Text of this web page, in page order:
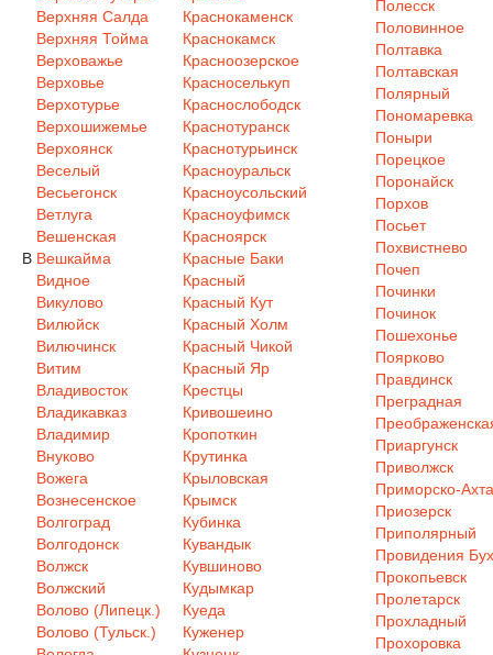
В
Верхняя Салда
Верхняя Тойма
Верховажье
Верховье
Верхотурье
Верхошижемье
Верхоянск
Веселый
Весьегонск
Ветлуга
Вешенская
Вешкайма
Видное
Викулово
Вилюйск
Вилючинск
Витим
Владивосток
Владикавказ
Владимир
Внуково
Вожега
Вознесенское
Волгоград
Волгодонск
Волжск
Волжский
Волово (Липецк.)
Волово (Тульск.)
Краснокаменск
Краснокамск
Красноозерское
Красноселькуп
Краснослободск
Краснотуранск
Краснотурьинск
Красноуральск
Красноусольский
Красноуфимск
Красноярск
Красные Баки
Красный
Красный Кут
Красный Холм
Красный Чикой
Красный Яр
Крестцы
Кривошеино
Кропоткин
Крутинка
Крыловская
Крымск
Кубинка
Кувандык
Кувшиново
Кудымкар
Куеда
Куженер
Полесск
Половинное
Полтавка
Полтавская
Полярный
Пономаревка
Поныри
Порецкое
Поронайск
Порхов
Посьет
Похвистнево
Почеп
Починки
Починок
Пошехонье
Поярково
Правдинск
Преградная
Приаргунск
Приволжск
Приморско-
Приозерск
Приполярный
Провидения
Прокопьевск
Пролетарск
Прохладный
Прохоровка